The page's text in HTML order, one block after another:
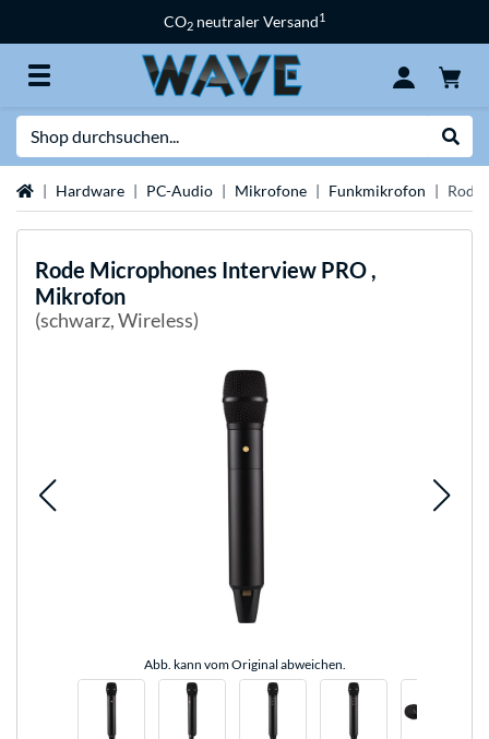
CO2 neutraler Versand1
StartseiteHardware PC-Audio Mikrofone Funkmikrofon Rode
Rode Microphones Interview PRO ,
Mikrofon
(schwarz, Wireless)
Abb. kann vom Original abweichen.